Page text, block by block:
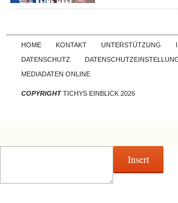
Skip to
HOME KONTAKT UNTERSTÜTZUNG
DATENSCHUTZ
MEDIADATEN ONLINE
COPYRIGHTTICHYS EINBLICK 2026
Insert